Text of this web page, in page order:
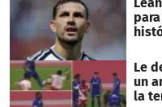
Le
un
la